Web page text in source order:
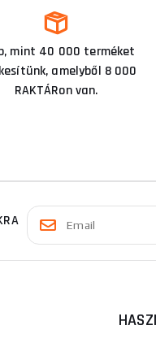
mint 40 000 terméket
amelyből 8 000
RAKTÁRon van.